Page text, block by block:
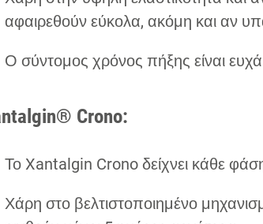
αφαιρεθούν εύκολα, ακόμη και αν
Ο σύντομος χρόνος πήξης είναι
Crono:
Το Xantalgin Crono δείχνει κάθε
Χάρη στο βελτιστοποιημένο